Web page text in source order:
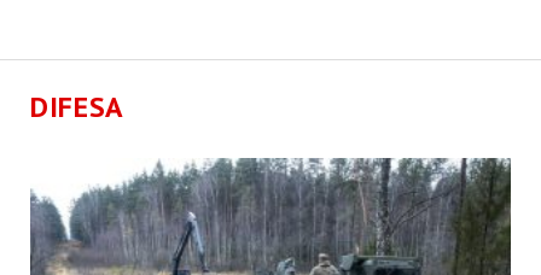
DIFESA